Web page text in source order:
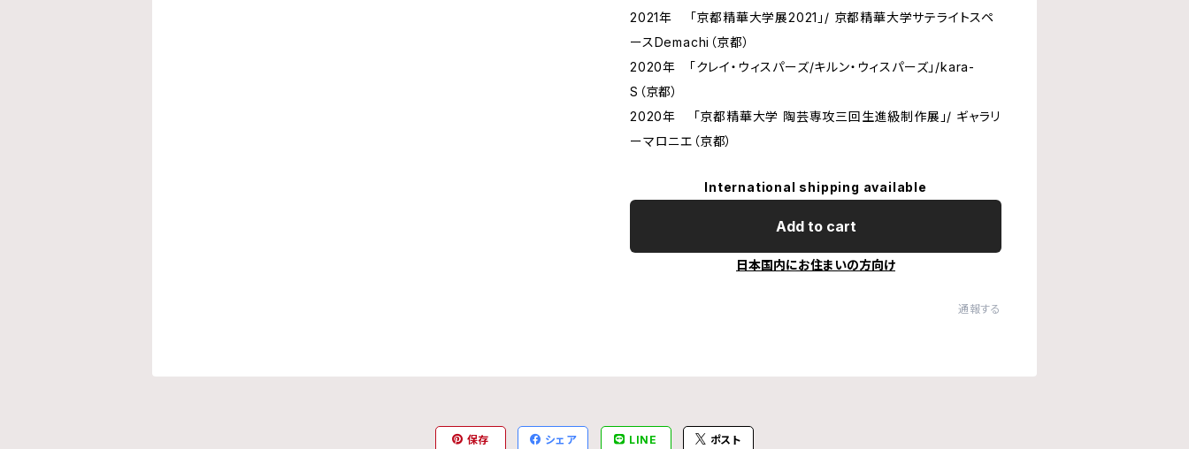
2021年 「京都精華大学展2021」/ 京都精華大学サテライトスペ
ースDemachi（京都）
2020年 「クレイ・ウィスパーズ/キルン・ウィスパーズ」/kara-
S（京都）
2020年 「京都精華大学 陶芸専攻三回生進級制作展」/ ギャラリ
ーマロニエ（京都）
International shipping available
Add to cart
日本国内にお住まいの方向け
通報する
保存 シェア LINE ポスト